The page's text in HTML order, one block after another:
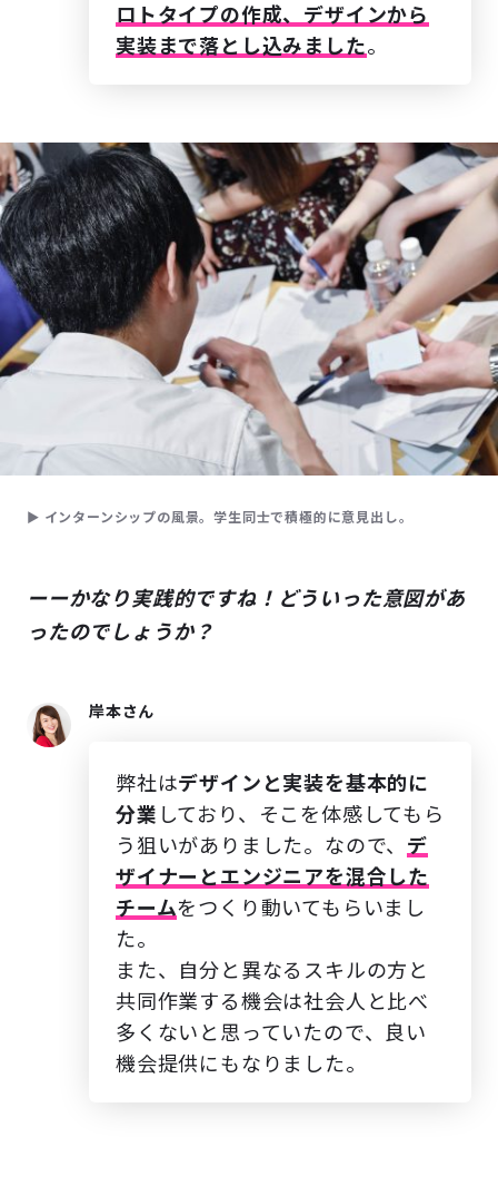
ロトタイプの作成、デザインから
実装まで落とし込みました。
▶ インターンシップの風景。学生同士で積極的に意見出し。
ーーかなり実践的ですね！どういった意図があ
ったのでしょうか？
岸本さん
弊社はデザインと実装を基本的に
分業 しており、そこを体感してもら
う狙いがありました。なので、 デ
ザイナーとエンジニアを混合した
チームをつくり動いてもらいまし
た。
また、自分と異なるスキルの方と
共同作業する機会は社会人と比べ
多くないと思っていたので、良い
機会提供にもなりました。